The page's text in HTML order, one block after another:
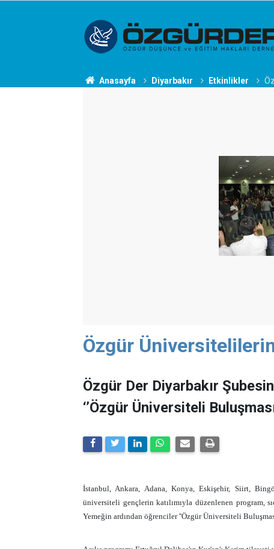
Anasayfa Diyarbakır Etkinlikler
Özgür
Özgür Der Diyarbakır
‘’Özgür Üniversiteli
İstanbul, Ankara, Adana, Konya, Eskişehir, Siirt,
üniversiteli gençlerin katılımıyla düzenlenen program,
Yemeğin ardından öğrenciler ''Özgür Üniversiteli